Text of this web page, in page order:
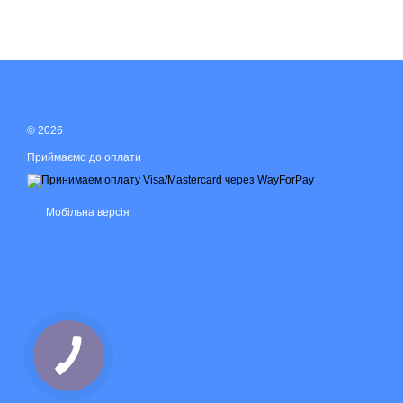
© 2026
Приймаємо до оплати
Мобільна версія